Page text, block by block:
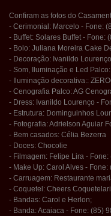
Confiram as fotos do
- Cerimonial: Marcelo - Fone:
- Buffet: Solares Buffet - Fone:
- Bolo: Juliana Moreira Cake
- Decoração: Ivanildo
- Som, Iluminação e Led
- Iluminação decorativa::
- Cenografia Palco: AG
- Dress: Ivanildo Lourenço -
- Estrutura: Dominguinhos
- Fotografia: Adrielson Aguiar
- Bem casados: Célia Bezerra
- Doces: Chocolie
- Filmagem: Felipe Lira -
- Make Up: Carol Alves -
- Carruagem: Restaurante
- Coquetel: Cheers
- Bandas: Carol e Herlon;
- Banda: Acaiaca - Fone: (85)